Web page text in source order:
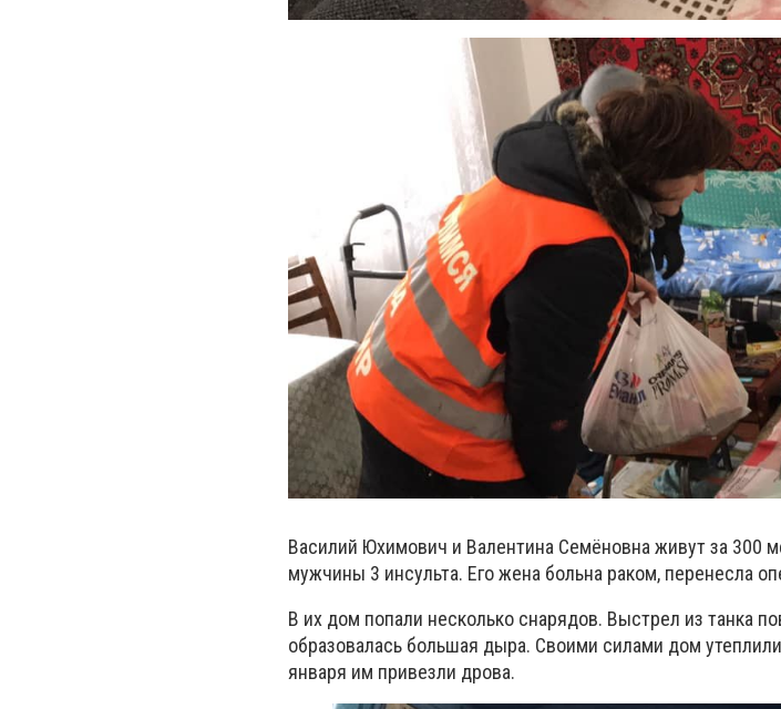
Василий Юхимович и Валентина Семёновнаживут за 300
мужчины 3 инсульта. Его жена больна раком, перенесла
В их дом попали несколько снарядов. Выстрел из танка
образовалась большая дыра. Своими силами дом
января им привезли дрова.